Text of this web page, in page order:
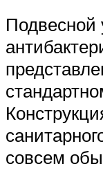
Подвесной
совсем